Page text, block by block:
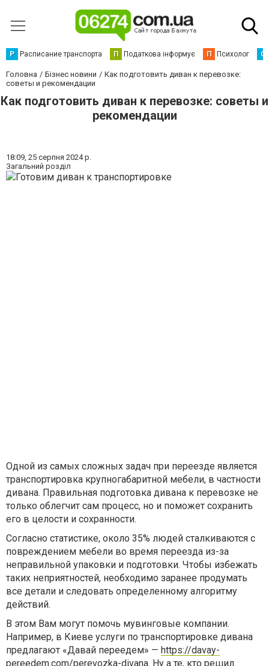
Р Расписание транспорта П Податкова інформує П Психолог С
Головна Бізнес новини
Как подготовить диван к перевозке:
советы и рекомендации
Как подготовить диван к перевозке: советы и
рекомендации
18:09, 25 серпня 2024 р.
Загальний розділ
Одной из самых сложных задач при переезде является
транспортировка крупногабаритной мебели, в частности
дивана. Правильная подготовка дивана к перевозке не
только облегчит сам процесс, но и поможет сохранить
его в целости и сохранности.
Согласно статистике, около 35% людей сталкиваются с
повреждением мебели во время переезда из-за
неправильной упаковки и подготовки. Чтобы избежать
таких неприятностей, необходимо заранее продумать
все детали и следовать определенному алгоритму
действий.
В этом Вам могут помочь мувинговые компании.
Например, в Киеве услуги по транспортировке дивана
предлагают «Давай переедем» — https://davay-
pereedem.com/perevozka-divana. Ну а те, кто решил